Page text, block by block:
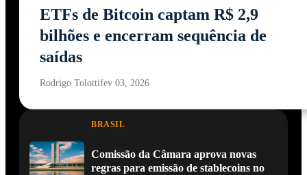
ETFs de Bitcoin captam R$ 2,9
bilhões e encerram sequência de
saídas
Rodrigo Tolottifev 03, 2026
BRASIL
Comissão da Câmara aprova novas
regras para emissão de stablecoins no